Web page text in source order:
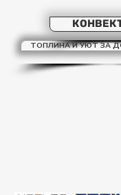
ТОПЛИНА И УЮТ ЗА